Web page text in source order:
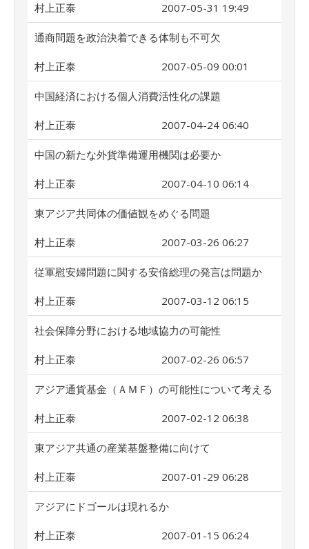
村上正泰 2007-05-31 19:49
通商問題を政治決着できる体制も不可欠
村上正泰 2007-05-09 00:01
中国経済における個人消費活性化の課題
村上正泰 2007-04-24 06:40
中国の新たな外貨準備運用機関は必要か
村上正泰 2007-04-10 06:14
東アジア共同体の価値観をめぐる問題
村上正泰 2007-03-26 06:27
従軍慰安婦問題に関する安倍総理の発言は問題か
村上正泰 2007-03-12 06:15
社会保障分野における地域協力の可能性
村上正泰 2007-02-26 06:57
アジア通貨基金（ＡＭＦ）の可能性について考える
村上正泰 2007-02-12 06:38
東アジア共通の産業基盤整備に向けて
村上正泰 2007-01-29 06:28
アジアにドゴールは現れるか
村上正泰 2007-01-15 06:24